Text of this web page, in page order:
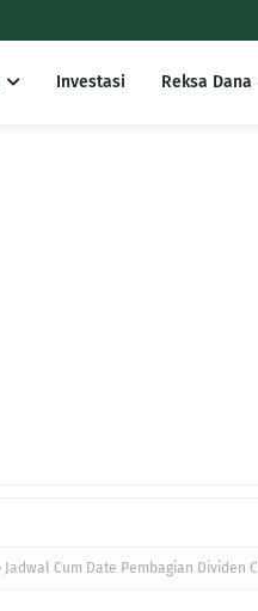
Investasi Reksa Dana
Jadwal Cum Date Pembagian Dividen